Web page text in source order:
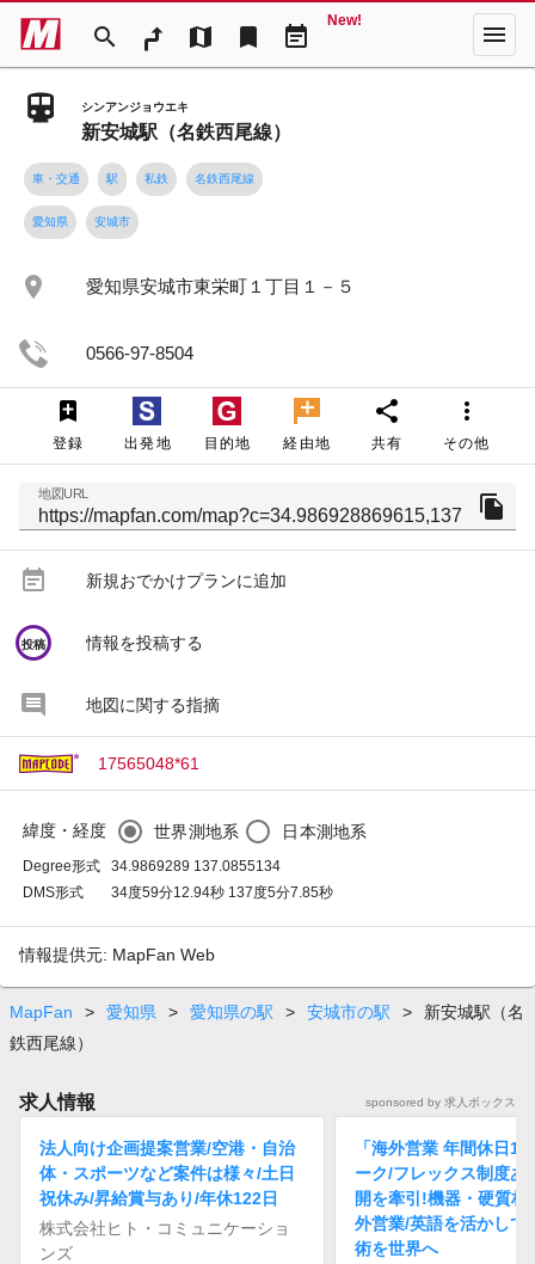
search map bookmark event_note
New! menu
シンアンジョウエキ
新安城駅（名鉄西尾線）
車・交通 駅 私鉄 名鉄西尾線
愛知県 安城市
place 愛知県安城市東栄町１丁目１－５
0566-97-8504
登録 出発地 目的地 経由地
share
共有
more_vert
その他
地図URL file_copy
event_note 新規おでかけプランに追加
circle
投稿 情報を投稿する
地図に関する指摘
17565048*61
緯度・経度 世界測地系 日本測地系
Degree形式
34.9869289 137.0855134
DMS形式
34度59分12.94秒 137度5分7.85秒
情報提供元: MapFan Web
MapFan > 愛知県 > 愛知県の駅 > 安城市の駅 >
新安城駅（名
鉄西尾線）
求人情報 sponsored by 求人ボックス
法人向け企画提案営業/空港・自治
体・スポーツなど案件は様々/土日
祝休み/昇給賞与あり/年休122日
株式会社ヒト・コミュニケーショ
ンズ
「海外営業 年間休日
ーク/フレックス制度あ
開を牽引!機器・硬質材
外営業/英語を活かして
術を世界へ